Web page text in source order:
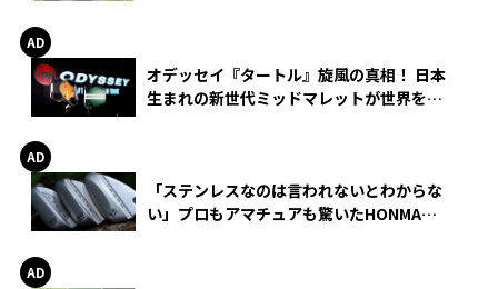
オデッセイ『タートル』旋風の真相！ 日本
生まれの新世代ミッドマレットが世界を席
「ステンレスなのは言われないとわからな
い」プロもアマチュアも驚いたHONMA